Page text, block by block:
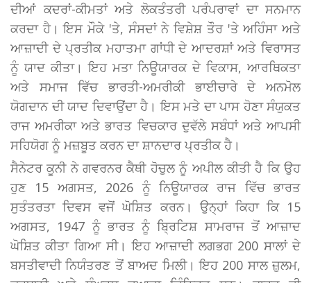
ਦੀਆਂ ਕਦਰਾਂ-ਕੀਮਤਾਂ ਅਤੇ ਲੋਕਤੰਤਰੀ ਪਰੰਪਰਾਵਾਂ ਦਾ ਸਨਮਾਨ
ਕਰਦਾ ਹੈ। ਇਸ ਮੌਕੇ 'ਤੇ, ਸੰਸਦਾਂ ਨੇ ਵਿਸ਼ੇਸ਼ ਤੌਰ 'ਤੇ ਅਹਿੰਸਾ ਅਤੇ
ਆਜ਼ਾਦੀ ਦੇ ਪ੍ਰਤੀਕ ਮਹਾਤਮਾ ਗਾਂਧੀ ਦੇ ਆਦਰਸ਼ਾਂ ਅਤੇ ਵਿਰਾਸਤ
ਨੂੰ ਯਾਦ ਕੀਤਾ। ਇਹ ਮਤਾ ਨਿਊਯਾਰਕ ਦੇ ਵਿਕਾਸ, ਆਰਥਿਕਤਾ
ਅਤੇ ਸਮਾਜ ਵਿੱਚ ਭਾਰਤੀ-ਅਮਰੀਕੀ ਭਾਈਚਾਰੇ ਦੇ ਅਨਮੋਲ
ਯੋਗਦਾਨ ਦੀ ਯਾਦ ਦਿਵਾਉਂਦਾ ਹੈ। ਇਸ ਮਤੇ ਦਾ ਪਾਸ ਹੋਣਾ ਸੰਯੁਕਤ
ਰਾਜ ਅਮਰੀਕਾ ਅਤੇ ਭਾਰਤ ਵਿਚਕਾਰ ਦੁਵੱਲੇ ਸਬੰਧਾਂ ਅਤੇ ਆਪਸੀ
ਸਹਿਯੋਗ ਨੂੰ ਮਜ਼ਬੂਤ ਕਰਨ ਦਾ ਸ਼ਾਨਦਾਰ ਪ੍ਰਤੀਕ ਹੈ।
ਸੈਨੇਟਰ ਕੂਨੀ ਨੇ ਗਵਰਨਰ ਕੈਥੀ ਹੋਚੁਲ ਨੂੰ ਅਪੀਲ ਕੀਤੀ ਹੈ ਕਿ ਉਹ
ਹੁਣ 15 ਅਗਸਤ, 2026 ਨੂੰ ਨਿਊਯਾਰਕ ਰਾਜ ਵਿੱਚ ਭਾਰਤ
ਸੁਤੰਤਰਤਾ ਦਿਵਸ ਵਜੋਂ ਘੋਸ਼ਿਤ ਕਰਨ। ਉਨ੍ਹਾਂ ਕਿਹਾ ਕਿ 15
ਅਗਸਤ, 1947 ਨੂੰ ਭਾਰਤ ਨੂੰ ਬ੍ਰਿਟਿਸ਼ ਸਾਮਰਾਜ ਤੋਂ ਆਜ਼ਾਦ
ਘੋਸ਼ਿਤ ਕੀਤਾ ਗਿਆ ਸੀ। ਇਹ ਆਜ਼ਾਦੀ ਲਗਭਗ 200 ਸਾਲਾਂ ਦੇ
ਬਸਤੀਵਾਦੀ ਨਿਯੰਤਰਣ ਤੋਂ ਬਾਅਦ ਮਿਲੀ। ਇਹ 200 ਸਾਲ ਜ਼ੁਲਮ,